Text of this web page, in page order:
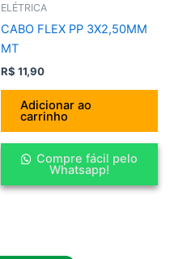
ELÉTRICA
CABO FLEX PP 3X2,50MM
MT
R$ 11,90
Adicionar ao
carrinho
Compre fácil pelo
Whatsapp!